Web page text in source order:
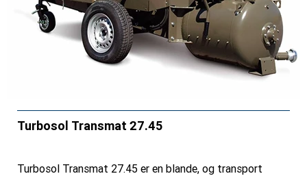
Turbosol Transmat 27.45
Turbosol Transmat 27.45 er en blande, og transport